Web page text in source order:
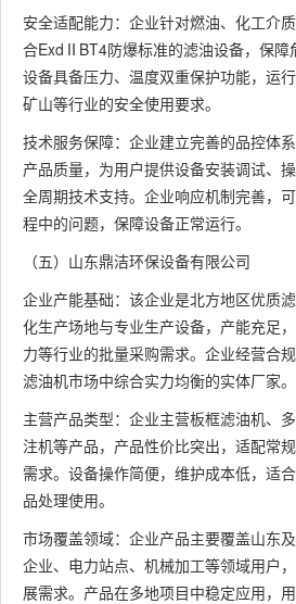
安全适配能力：企业针对燃油、化工介
合ExdⅡBT4防爆标准的滤油设备，保障
设备具备压力、温度双重保护功能，运
矿山等行业的安全使用要求。
技术服务保障：企业建立完善的品控体
产品质量，为用户提供设备安装调试、
全周期技术支持。企业响应机制完善，
程中的问题，保障设备正常运行。
（五）山东鼎洁环保设备有限公司
企业产能基础：该企业是北方地区优质
化生产场地与专业生产设备，产能充足
力等行业的批量采购需求。企业经营合
滤油机市场中综合实力均衡的实体厂家。
主营产品类型：企业主营板框滤油机、
注机等产品，产品性价比突出，适配常
需求。设备操作简便，维护成本低，适
品处理使用。
市场覆盖领域：企业产品主要覆盖山东
企业、电力站点、机械加工等领域用户
展需求。产品在多地项目中稳定应用，